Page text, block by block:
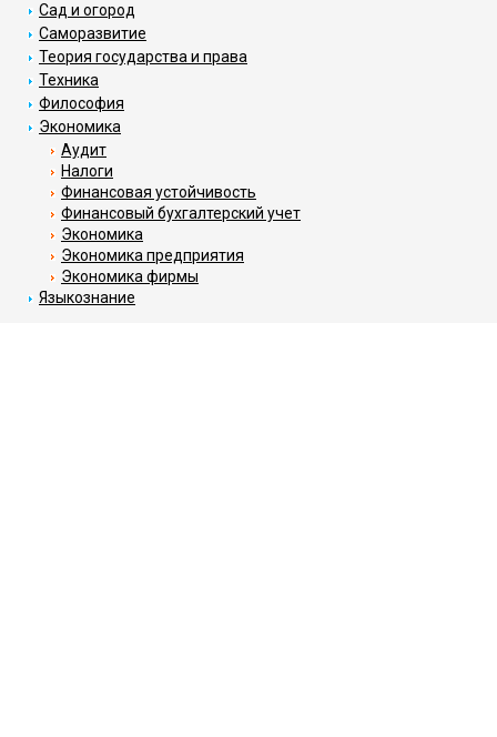
Сад и огород
Саморазвитие
Теория государства и права
Техника
Философия
Экономика
Аудит
Налоги
Финансовая устойчивость
Финансовый бухгалтерский учет
Экономика
Экономика предприятия
Экономика фирмы
Языкознание